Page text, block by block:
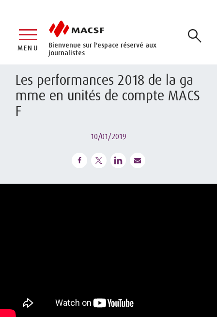
Bienvenue sur l'espace réservé aux
journalistes
MENU
Les performances 2018 de la ga
mme en unités de compte MACS
F
10/01/2019